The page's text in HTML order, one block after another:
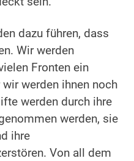
dazu führen, dass
Wir werden
Fronten ein
werden ihnen noch
werden durch ihre
werden, sie
ihre
Von all dem